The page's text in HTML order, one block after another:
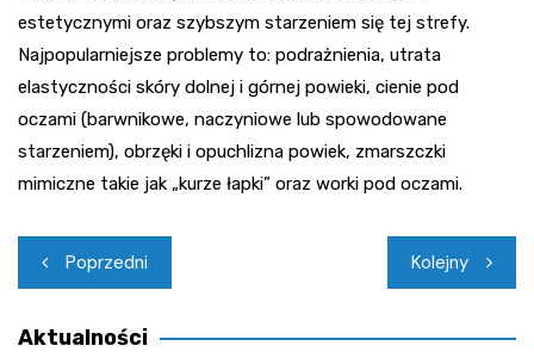
estetycznymi oraz szybszym starzeniem się tej strefy.
Najpopularniejsze problemy to: podrażnienia, utrata
elastyczności skóry dolnej i górnej powieki, cienie pod
oczami (barwnikowe, naczyniowe lub spowodowane
starzeniem), obrzęki i opuchlizna powiek, zmarszczki
mimiczne takie jak „kurze łapki” oraz worki pod oczami.
Nawigacja
wpisu
Poprzedni Kolejny
Aktualności